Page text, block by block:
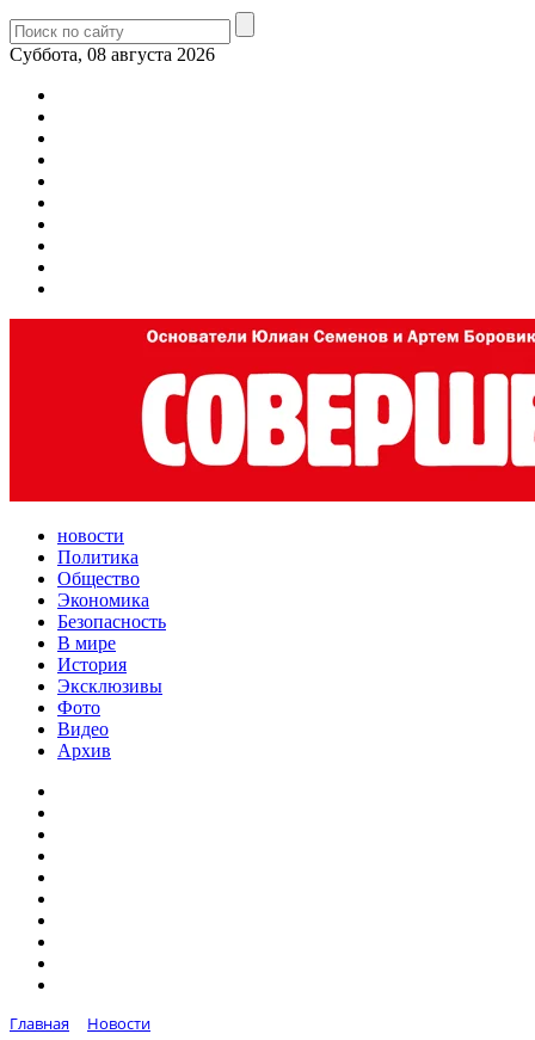
Суббота, 08 августа 2026
новости
Политика
Общество
Экономика
Безопасность
В мире
История
Эксклюзивы
Фото
Видео
Архив
Главная
Новости